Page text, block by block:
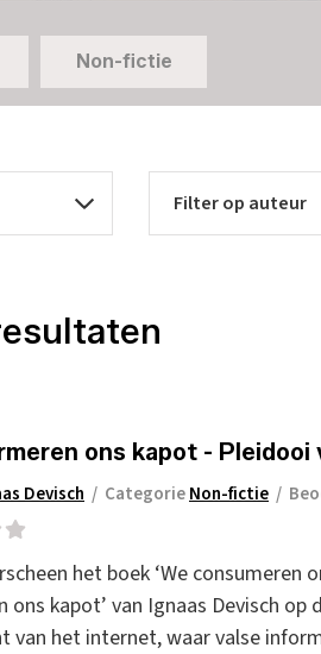
Non-fictie
ons kapot -
Devisch / CategorieNon-fictie /
het boek ‘We consumeren
ons kapot’ van Ignaas Devisch
van het internet, waar valse